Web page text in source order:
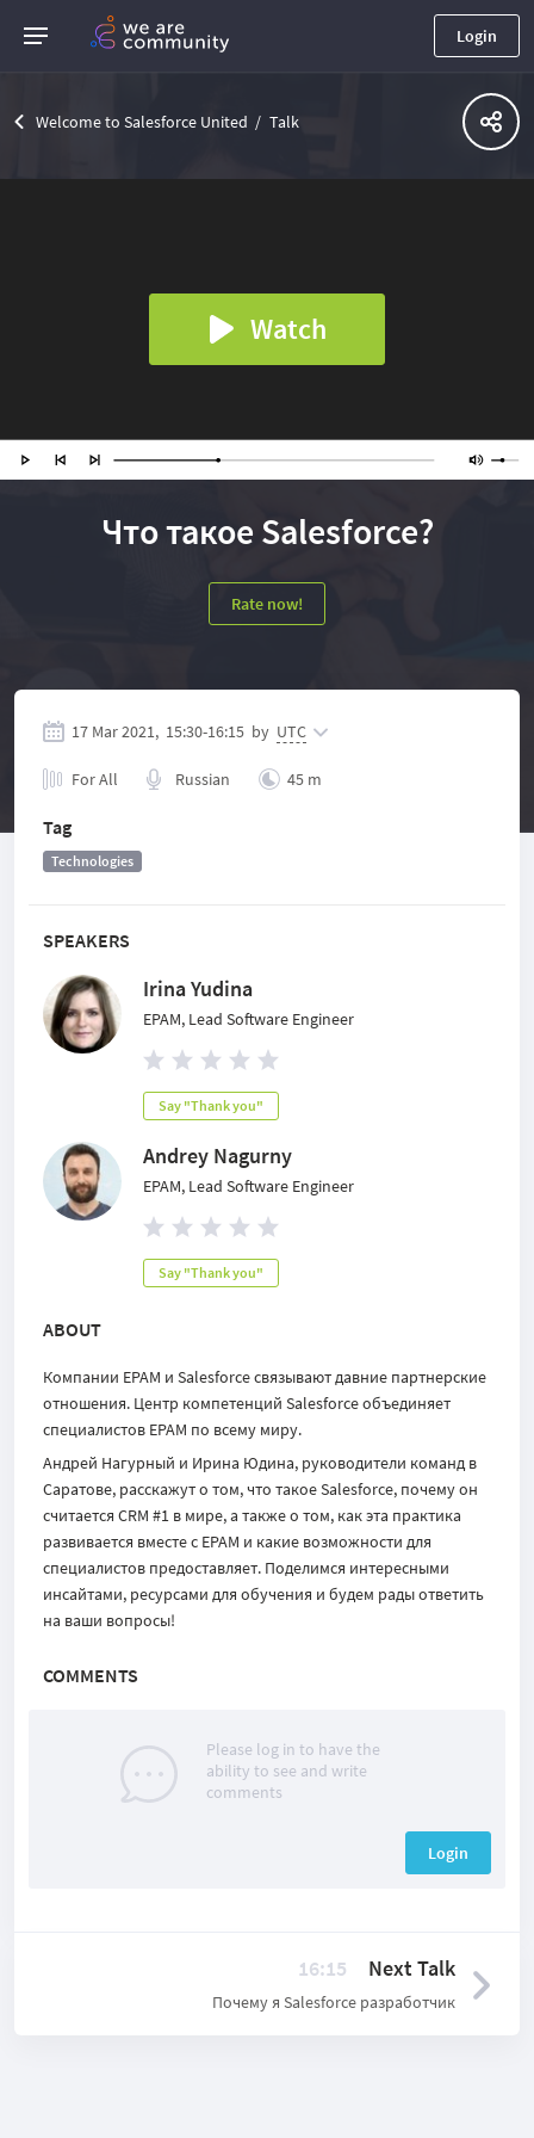
Login
Welcome to Salesforce United Talk
Watch
Что такое Salesforce?
Rate now!
SPEAKERS
Irina Yudina
EPAM, Lead Software Engineer
Say "Thank you"
Andrey Nagurny
EPAM, Lead Software Engineer
Say "Thank you"
ABOUT
Компании EPAM и Salesforce связывают давние партнерские
отношения. Центр компетенций Salesforce объединяет
специалистов EPAM по всему миру.
Андрей Нагурный и Ирина Юдина, руководители команд в
Саратове, расскажут о том, что такое Salesforce, почему он
считается CRM #1 в мире, а также о том, как эта практика
развивается вместе с EPAM и какие возможности для
специалистов предоставляет. Поделимся интересными
инсайтами, ресурсами для обучения и будем рады ответить
на ваши вопросы!
COMMENTS
Please log in to have the
ability to see and write
comments
Login
17 Mar 2021, 15:30-16:15 by UTC
For All Russian 45 m
Tag
Technologies
16:15 Next Talk
Почему я Salesforce разработчик